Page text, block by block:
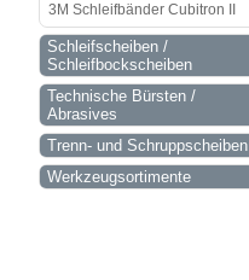
3M Schleifbänder Cubitron II
Schleifscheiben /
Schleifbockscheiben
Technische Bürsten /
Abrasives
Trenn- und Schruppscheiben
Werkzeugsortimente